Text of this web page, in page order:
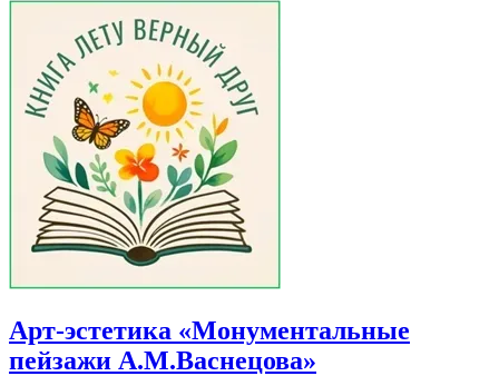
Арт-эстетика «Монументальные
пейзажи А.М.Васнецова»